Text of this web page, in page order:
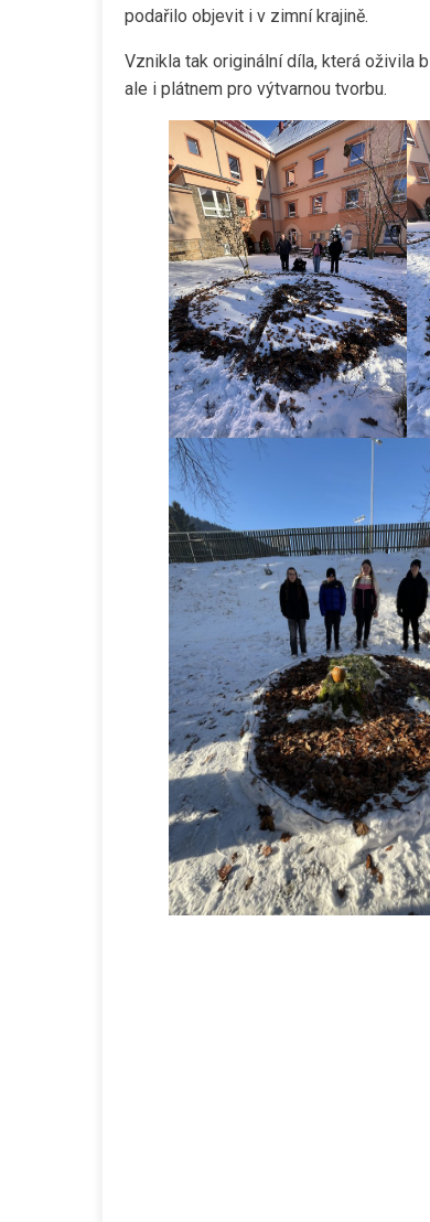
podařilo objevit i v zimní krajině.
Vznikla tak originální díla, která oživila
ale i plátnem pro výtvarnou tvorbu.